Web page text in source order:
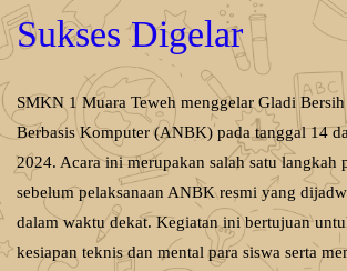
Sukses Digelar
SMKN 1 Muara Teweh menggelar Gladi
Berbasis Komputer (ANBK) pada tanggal 14
2024. Acara ini merupakan salah satu langkah
sebelum pelaksanaan ANBK resmi yang
dalam waktu dekat. Kegiatan ini bertujuan
kesiapan teknis dan mental para siswa serta